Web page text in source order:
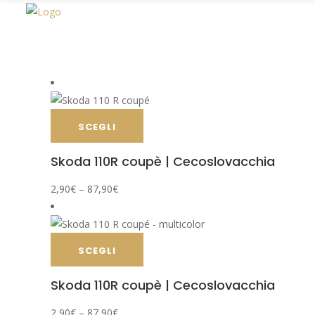
SCEGLI
Skoda 110R coupè | Cecoslovacchia
2,90€ – 87,90€
SCEGLI
Skoda 110R coupè | Cecoslovacchia